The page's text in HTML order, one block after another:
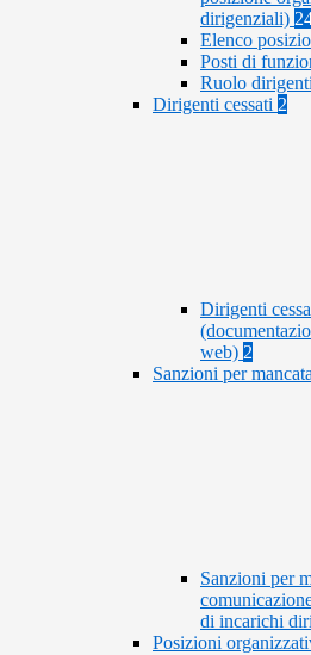
dirigenziali)
Elenco
Posti di
Ruolo dirigenti
Dirigenti cessati 2
Dirigenti
web) 2
Sanzioni per
Sanzioni per
di incarichi
Posizioni